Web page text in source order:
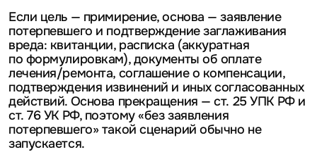
Если цель — примирение, основа — заявление
потерпевшего и подтверждение заглаживания
вреда: квитанции, расписка (аккуратная
по формулировкам), документы об оплате
лечения/ремонта, соглашение о компенсации,
подтверждения извинений и иных согласованных
действий. Основа прекращения — ст. 25 УПК РФ и
ст. 76 УК РФ, поэтому «без заявления
потерпевшего» такой сценарий обычно не
запускается.